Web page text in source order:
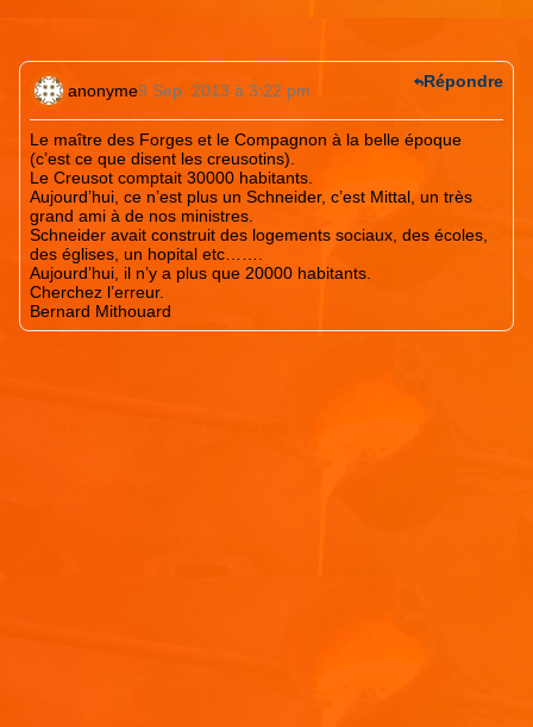
anonyme9 Sep. 2013 à 3:22 pm
Le maître des Forges et le Compagnon à la belle époque
(c’est ce que disent les creusotins).
Le Creusot comptait 30000 habitants.
Aujourd’hui, ce n’est plus un Schneider, c’est Mittal, un très
grand ami à de nos ministres.
Schneider avait construit des logements sociaux, des écoles,
des églises, un hopital etc…….
Aujourd’hui, il n’y a plus que 20000 habitants.
Cherchez l’erreur.
Bernard Mithouard
Répondre